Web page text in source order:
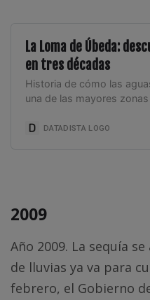
La Loma de Úbeda:
en tres décadas
Historia de cómo las
una de las mayores
secos.DATADISTA LOGO
2009
Año 2009. La sequía
de lluvias ya va para
febrero, el Gobierno